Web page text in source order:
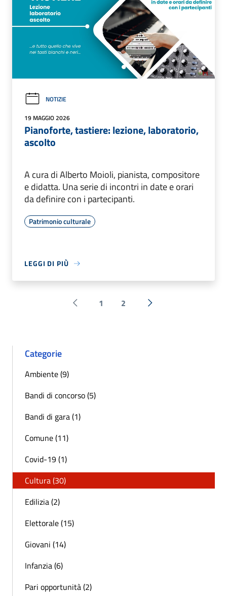
NOTIZIE
19 MAGGIO 2026
Pianoforte, tastiere: lezione, laboratorio,
ascolto
A cura di Alberto Moioli, pianista, compositore
e didatta. Una serie di incontri in date e orari
da definire con i partecipanti.
Patrimonio culturale
LEGGI DI PIÙ
Pagina precedente
1 2 Successiva »
Categorie
Ambiente (9)
Bandi di concorso (5)
Bandi di gara (1)
Comune (11)
Covid-19 (1)
Cultura (30)
Edilizia (2)
Elettorale (15)
Giovani (14)
Infanzia (6)
Pari opportunità (2)